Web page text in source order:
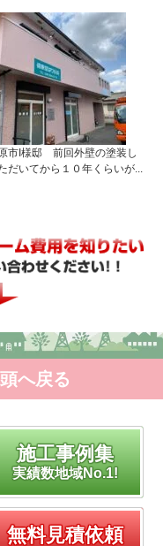
市I様邸 前回外壁の塗装し
だいてから１０年くらいが...
へ戻る
施工事例集
実績数地域No.1!
無料見積依頼